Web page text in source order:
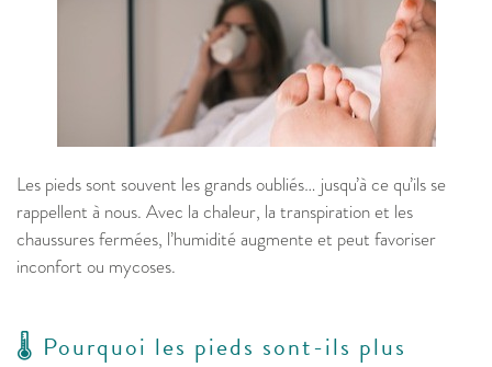
Les pieds sont souvent les grands oubliés… jusqu’à ce qu’ils se
rappellent à nous. Avec la chaleur, la transpiration et les
chaussures fermées, l’humidité augmente et peut favoriser
inconfort ou mycoses.
🌡️ Pourquoi les pieds sont-ils plus